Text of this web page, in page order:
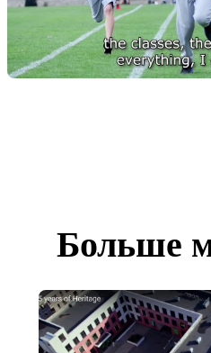
Больше